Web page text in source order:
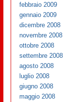
febbraio 2009
gennaio 2009
dicembre 2008
novembre 2008
ottobre 2008
settembre 2008
agosto 2008
luglio 2008
giugno 2008
maggio 2008